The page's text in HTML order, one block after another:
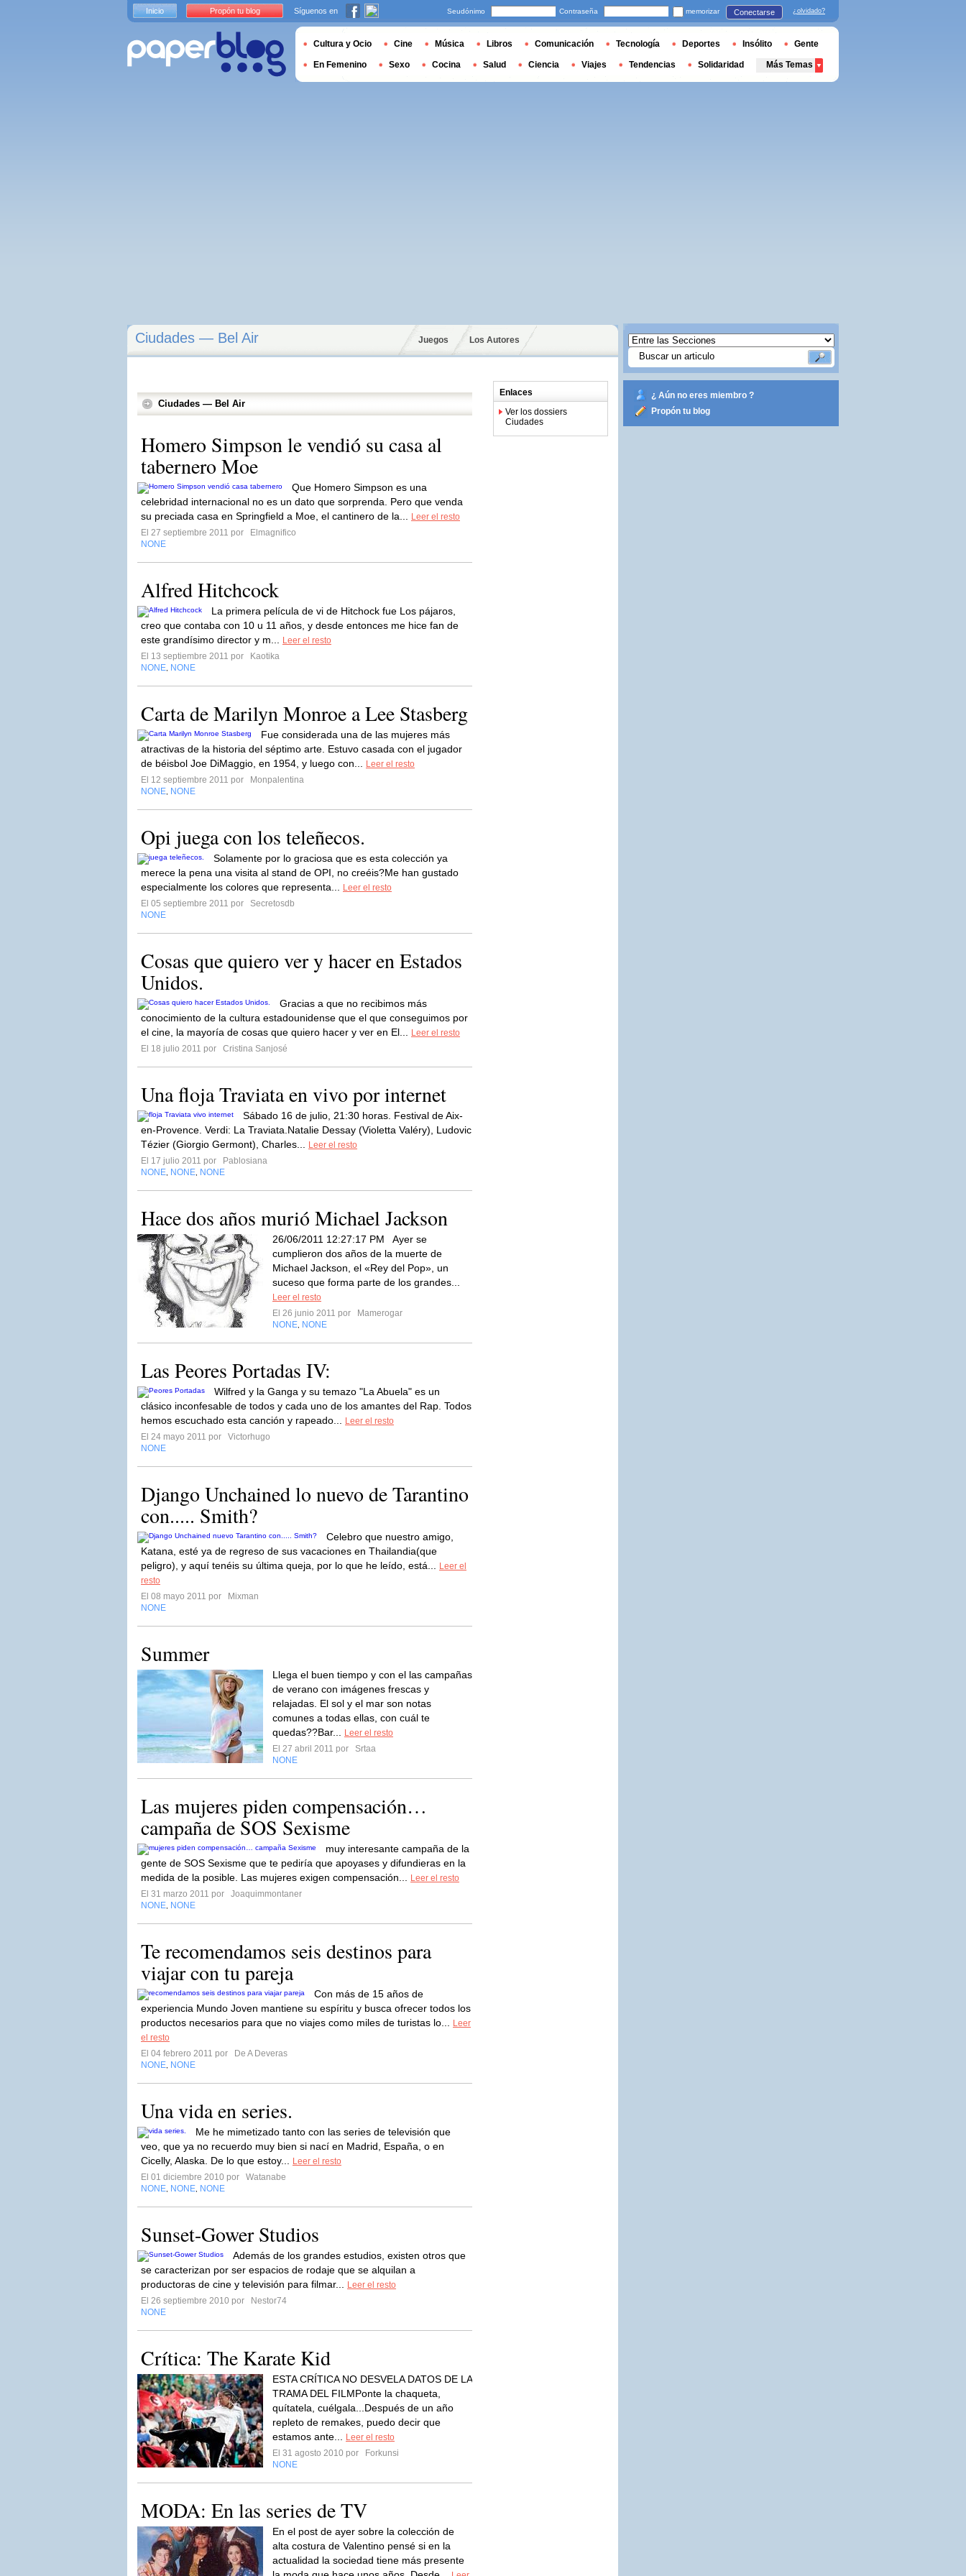
Ciudades — Bel Air Juegos Los Autores
Ciudades — Bel Air
Homero Simpson le vendió su casa al
tabernero Moe
Que Homero Simpson es una
celebridad internacional no es un dato que sorprenda. Pero que venda
su preciada casa en Springfield a Moe, el cantinero de la...
Leer el resto
El 27 septiembre 2011 por
Elmagnifico
NONE
Alfred Hitchcock
La primera película de vi de Hitchock fue Los pájaros,
creo que contaba con 10 u 11 años, y desde entonces me hice fan de
este grandísimo director y m...
Leer el resto
El 13 septiembre 2011 por
Kaotika
NONE NONE
Carta de Marilyn Monroe a Lee Stasberg
Fue considerada una de las mujeres más
atractivas de la historia del séptimo arte. Estuvo casada con el jugador
de béisbol Joe DiMaggio, en 1954, y luego con...
Leer el resto
El 12 septiembre 2011 por
Monpalentina
NONE NONE
Opi juega con los teleñecos.
Solamente por lo graciosa que es esta colección ya
merece la pena una visita al stand de OPI, no creéis?Me han gustado
especialmente los colores que representa...
Leer el resto
El 05 septiembre 2011 por
Secretosdb
NONE
Cosas que quiero ver y hacer en Estados
Unidos.
Gracias a que no recibimos más
conocimiento de la cultura estadounidense que el que conseguimos por
el cine, la mayoría de cosas que quiero hacer y ver en El...
Leer el resto
El 18 julio 2011 por
Cristina Sanjosé
Una floja Traviata en vivo por internet
Sábado 16 de julio, 21:30 horas. Festival de Aix-
en-Provence. Verdi: La Traviata.Natalie Dessay (Violetta Valéry), Ludovic
Tézier (Giorgio Germont), Charles...
Leer el resto
El 17 julio 2011 por
Pablosiana
NONE NONE NONE
Hace dos años murió Michael Jackson
26/06/2011 12:27:17 PM Ayer se
cumplieron dos años de la muerte de
Michael Jackson, el «Rey del Pop», un
suceso que forma parte de los grandes...
Leer el resto
El 26 junio 2011 por
Mamerogar
NONE NONE
Las Peores Portadas IV:
Wilfred y la Ganga y su temazo "La Abuela" es un
clásico inconfesable de todos y cada uno de los amantes del Rap. Todos
hemos escuchado esta canción y rapeado...
Leer el resto
El 24 mayo 2011 por
Victorhugo
NONE
Django Unchained lo nuevo de Tarantino
con..... Smith?
Celebro que nuestro amigo,
Katana, esté ya de regreso de sus vacaciones en Thailandia(que
peligro), y aquí tenéis su última queja, por lo que he leído, está...
Leer el
resto
El 08 mayo 2011 por
Mixman
NONE
Summer
Llega el buen tiempo y con el las campañas
de verano con imágenes frescas y
relajadas. El sol y el mar son notas
comunes a todas ellas, con cuál te
quedas??Bar...
Leer el resto
El 27 abril 2011 por
Srtaa
NONE
Las mujeres piden compensación…
campaña de SOS Sexisme
muy interesante campaña de la
gente de SOS Sexisme que te pediría que apoyases y difundieras en la
medida de la posible. Las mujeres exigen compensación...
Leer el resto
El 31 marzo 2011 por
Joaquimmontaner
NONE NONE
Te recomendamos seis destinos para
viajar con tu pareja
Con más de 15 años de
experiencia Mundo Joven mantiene su espíritu y busca ofrecer todos los
productos necesarios para que no viajes como miles de turistas lo...
Leer
el resto
El 04 febrero 2011 por
De A Deveras
NONE NONE
Una vida en series.
Me he mimetizado tanto con las series de televisión que
veo, que ya no recuerdo muy bien si nací en Madrid, España, o en
Cicelly, Alaska. De lo que estoy...
Leer el resto
El 01 diciembre 2010 por
Watanabe
NONE NONE NONE
Sunset-Gower Studios
Además de los grandes estudios, existen otros que
se caracterizan por ser espacios de rodaje que se alquilan a
productoras de cine y televisión para filmar...
Leer el resto
El 26 septiembre 2010 por
Nestor74
NONE
Crítica: The Karate Kid
ESTA CRÍTICA NO DESVELA DATOS DE LA
TRAMA DEL FILMPonte la chaqueta,
quítatela, cuélgala...Después de un año
repleto de remakes, puedo decir que
estamos ante...
Leer el resto
El 31 agosto 2010 por
Forkunsi
NONE
MODA: En las series de TV
En el post de ayer sobre la colección de
alta costura de Valentino pensé si en la
actualidad la sociedad tiene más presente
Enlaces
Ver los dossiers
Ciudades
¿ Aún no eres miembro ?
Propón tu blog
Inicio Propón tu blog Síguenos en Seudónimo Contraseña memorizar Conectarse ¿olvidado?
Cultura y Ocio Cine Música Libros Comunicación Tecnología Deportes Insólito Gente
En Femenino Sexo Cocina Salud Ciencia Viajes Tendencias Solidaridad Más Temas